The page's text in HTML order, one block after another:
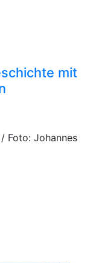
mit
Foto: Johannes